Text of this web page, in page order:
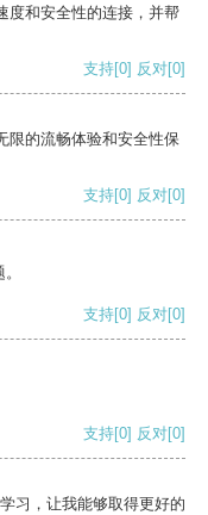
度和安全性的连接，并帮
支持[0] 反对[0]
限的流畅体验和安全性保
支持[0] 反对[0]
支持[0] 反对[0]
支持[0] 反对[0]
习，让我能够取得更好的